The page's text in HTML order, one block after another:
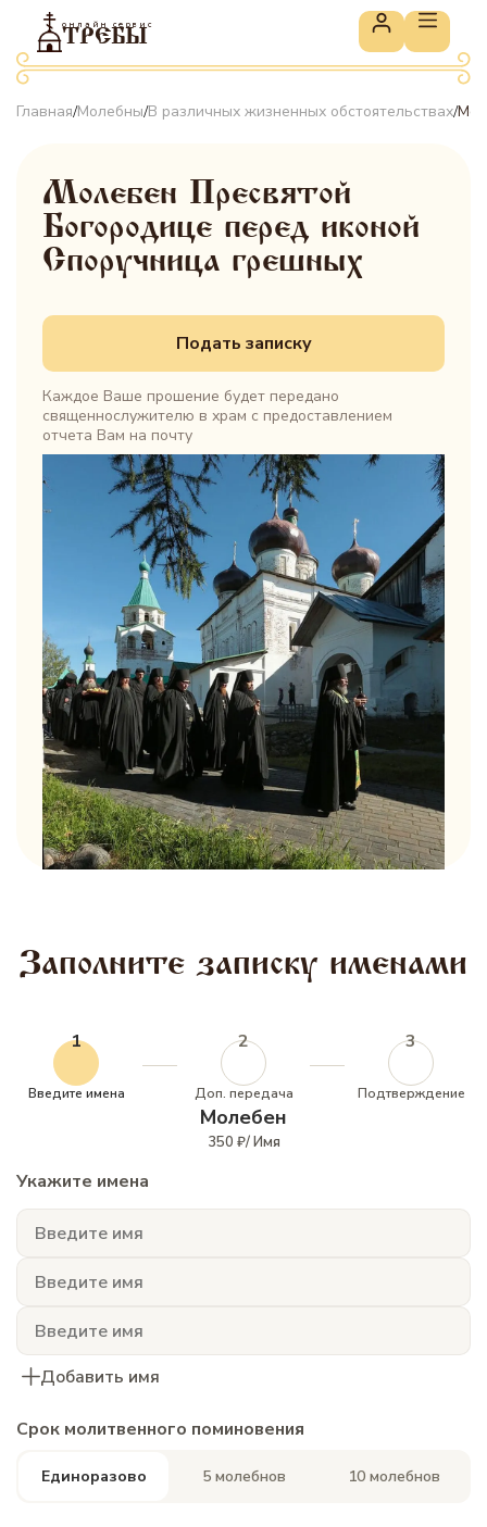
онлайн сервис
ТРЕБЫ
Главная/Молебны/В различных жизненных обстоятельствах/
Молебен Пресвятой
Богородице перед иконой
«Споручница грешных»
Подать записку
Каждое Ваше прошение будет передано
священнослужителю в храм с предоставлением
отчета Вам на почту
Заполните записку именами
1
Введите имена
2
Доп. передача
3
Подтверждение
Молебен
350 ₽/ Имя
Укажите имена
Добавить имя
Срок молитвенного поминовения
Единоразово 5 молебнов 10 молебнов